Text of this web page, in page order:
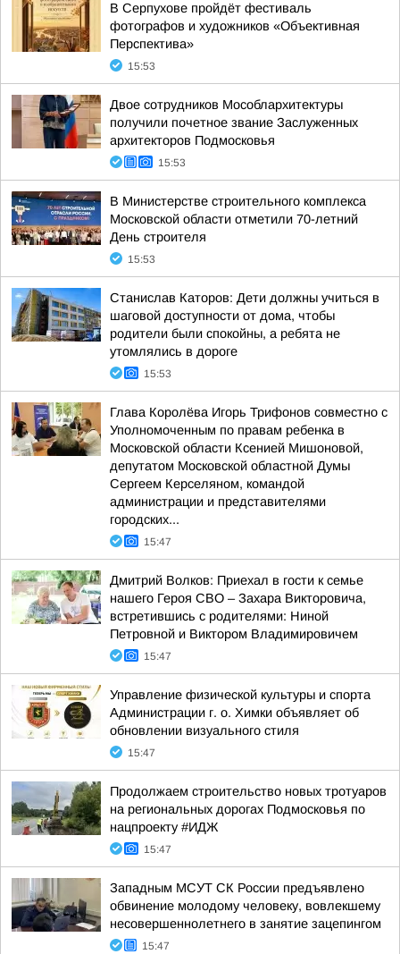
В Серпухове пройдёт фестиваль
фотографов и художников «Объективная
Перспектива»
15:53
Двое сотрудников Мособлархитектуры
получили почетное звание Заслуженных
архитекторов Подмосковья
15:53
В Министерстве строительного комплекса
Московской области отметили 70-летний
День строителя
15:53
Станислав Каторов: Дети должны учиться в
шаговой доступности от дома, чтобы
родители были спокойны, а ребята не
утомлялись в дороге
15:53
Глава Королёва Игорь Трифонов совместно с
Уполномоченным по правам ребенка в
Московской области Ксенией Мишоновой,
депутатом Московской областной Думы
Сергеем Керселяном, командой
администрации и представителями
городских...
15:47
Дмитрий Волков: Приехал в гости к семье
нашего Героя СВО – Захара Викторовича,
встретившись с родителями: Ниной
Петровной и Виктором Владимировичем
15:47
Управление физической культуры и спорта
Администрации г. о. Химки объявляет об
обновлении визуального стиля
15:47
Продолжаем строительство новых тротуаров
на региональных дорогах Подмосковья по
нацпроекту #ИДЖ
15:47
Западным МСУТ СК России предъявлено
обвинение молодому человеку, вовлекшему
несовершеннолетнего в занятие зацепингом
15:47